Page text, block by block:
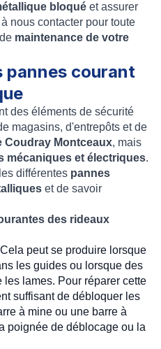
bloqué et assurer
nous contacter pour toute
maintenance de votre
pannes courant
des éléments de sécurité
magasins, d'entrepôts et de
Coudray Montceaux, mais
mécaniques et électriques.
différentes pannes
et de savoir
des rideaux
peut se produire lorsque
les guides ou lorsque des
lames. Pour réparer cette
suffisant de débloquer les
à mine ou une barre à
poignée de déblocage ou la